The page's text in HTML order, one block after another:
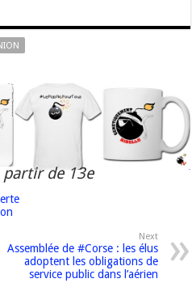
partir de 13e
Next
Assemblée de #Corse : les élus
adoptent les obligations de
service public dans l’aérien